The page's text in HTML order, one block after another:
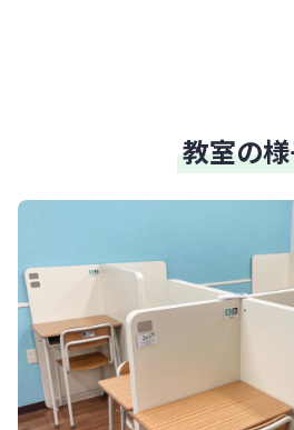
教室の